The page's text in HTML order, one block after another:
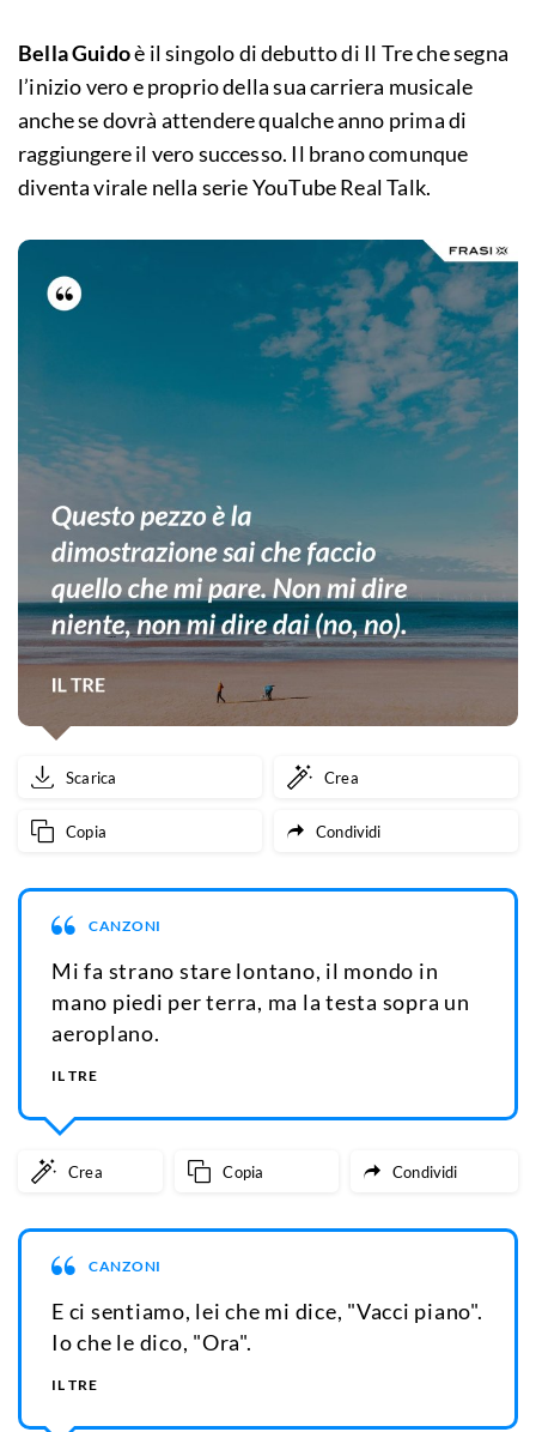
Bella Guidoè il singolo di debutto di Il Tre che segna
l’inizio vero e proprio della sua carriera musicale
anche se dovrà attendere qualche anno prima di
raggiungere il vero successo. Il brano comunque
diventa virale nella serie YouTube Real Talk.
Scarica Crea
Copia Condividi
CANZONI
Mi fa strano stare lontano, il mondo in
mano piedi per terra, ma la testa sopra un
aeroplano.
IL TRE
Crea Copia Condividi
CANZONI
E ci sentiamo, lei che mi dice, "Vacci piano".
Io che le dico, "Ora".
IL TRE